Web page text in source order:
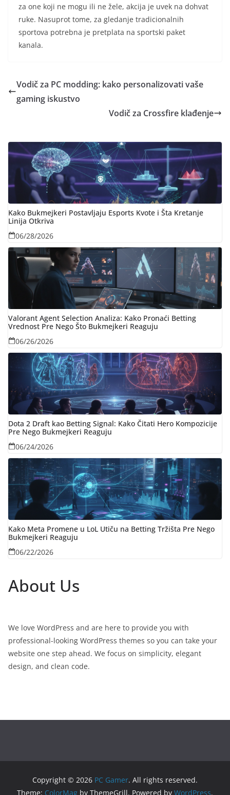
za one koji ne mogu ili ne žele, akcija je uvek na dohvat
ruke. Nasuprot tome, za gledanje tradicionalnih
sportova potrebna je pretplata na sportski paket
kanala.
Vodič za PC modding: kako personalizovati vaše
gaming iskustvo
Vodič za Crossfire klađenje
Kako Bukmejkeri Postavljaju Esports Kvote i Šta Kretanje
Linija Otkriva
06/28/2026
Valorant Agent Selection Analiza: Kako Pronaći Betting
Vrednost Pre Nego Što Bukmejkeri Reaguju
06/26/2026
Dota 2 Draft kao Betting Signal: Kako Čitati Hero Kompozicije
Pre Nego Bukmejkeri Reaguju
06/24/2026
Kako Meta Promene u LoL Utiču na Betting Tržišta Pre Nego
Bukmejkeri Reaguju
06/22/2026
About Us
We love WordPress and are here to provide you with
professional-looking WordPress themes so you can take your
website one step ahead. We focus on simplicity, elegant
design, and clean code.
Copyright © 2026 PC Gamer. All rights reserved.
Theme: ColorMag by ThemeGrill. Powered by WordPress.